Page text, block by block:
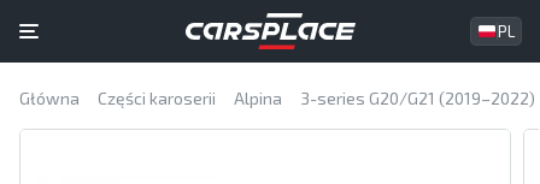
PL
Główna Części karoserii Alpina 3-series G20/G21 (2019–2022)